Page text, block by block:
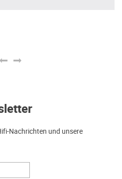
Nachrichten und unsere